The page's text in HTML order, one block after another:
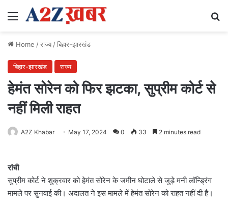
Menu
Home /राज्य/बिहार-झारखंड
बिहार-झारखंड राज्य
हेमंत सोरेन को फिर झटका, सुप्रीम कोर्ट से
नहीं मिली राहत
A2Z Khabar May 17, 2024 0 33 2 minutes read
रांची
सुप्रीम कोर्ट ने शुक्रवार को हेमंत सोरेन के जमीन घोटाले से जुड़े मनी लॉन्ड्रिंग
मामले पर सुनवाई की। अदालत ने इस मामले में हेमंत सोरेन को राहत नहीं दी है।